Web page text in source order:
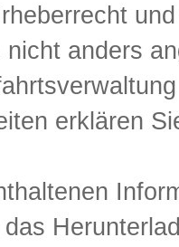
nicht anders
erklären
das